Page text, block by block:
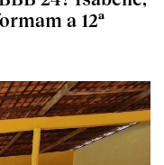
a 12ª